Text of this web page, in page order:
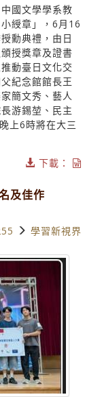
國文學學系教
綬章」，6月16
勳典禮，由日
授獎章及證書
動臺日文化交
紀念館館長王
簡文秀、藝人
游錫堃、民主
上6時將在大三
下載：
及佳作
學習新視界